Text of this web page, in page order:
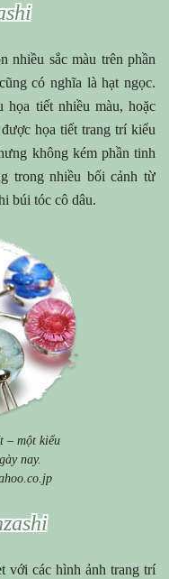
nhiều sắc màu trên phần
có nghĩa là hạt ngọc.
họa tiết nhiều màu, hoặc
họa tiết trang trí kiểu
không kém phần tinh
trong nhiều bối cảnh từ
búi tóc cô dâu.
– một kiểu
nay.
với các hình ảnh trang trí